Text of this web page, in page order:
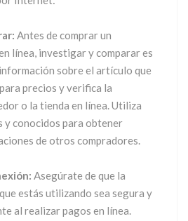
Antes de comprar un
línea, investigar y comparar es
sobre el artículo que
precios y verifica la
o la tienda en línea. Utiliza
y conocidos para obtener
de otros compradores.
Asegúrate de que la
estás utilizando sea segura y
al realizar pagos en línea.